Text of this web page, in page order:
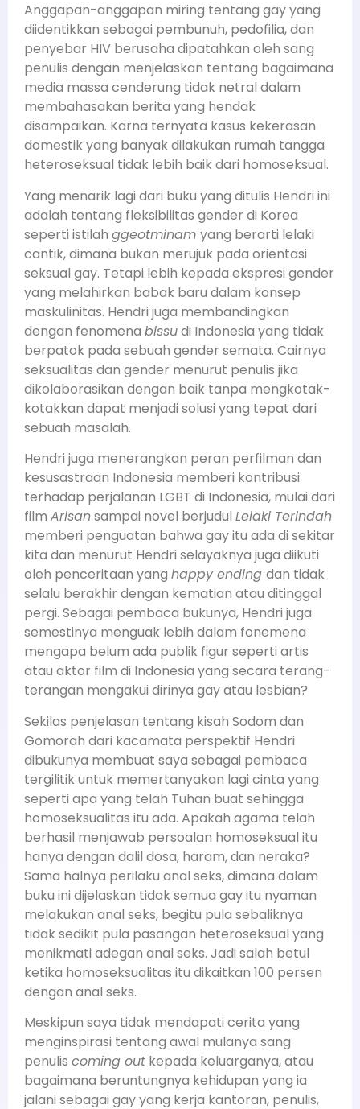
Anggapan-anggapan miring tentang gay yang
diidentikkan sebagai pembunuh, pedofilia, dan
penyebar HIV berusaha dipatahkan oleh sang
penulis dengan menjelaskan tentang bagaimana
media massa cenderung tidak netral dalam
membahasakan berita yang hendak
disampaikan. Karna ternyata kasus kekerasan
domestik yang banyak dilakukan rumah tangga
heteroseksual tidak lebih baik dari homoseksual.
Yang menarik lagi dari buku yang ditulis Hendri ini
adalah tentang fleksibilitas gender di Korea
seperti istilah ggeotminam yang berarti lelaki
cantik, dimana bukan merujuk pada orientasi
seksual gay. Tetapi lebih kepada ekspresi gender
yang melahirkan babak baru dalam konsep
maskulinitas. Hendri juga membandingkan
dengan fenomena bissudi Indonesia yang tidak
berpatok pada sebuah gender semata. Cairnya
seksualitas dan gender menurut penulis jika
dikolaborasikan dengan baik tanpa mengkotak-
kotakkan dapat menjadi solusi yang tepat dari
sebuah masalah.
Hendri juga menerangkan peran perfilman dan
kesusastraan Indonesia memberi kontribusi
terhadap perjalanan LGBT di Indonesia, mulai dari
film Arisansampai novel berjudul Lelaki Terindah
memberi penguatan bahwa gay itu ada di sekitar
kita dan menurut Hendri selayaknya juga diikuti
oleh penceritaan yang happy ending dan tidak
selalu berakhir dengan kematian atau ditinggal
pergi. Sebagai pembaca bukunya, Hendri juga
semestinya menguak lebih dalam fonemena
mengapa belum ada publik figur seperti artis
atau aktor film di Indonesia yang secara terang-
terangan mengakui dirinya gay atau lesbian?
Sekilas penjelasan tentang kisah Sodom dan
Gomorah dari kacamata perspektif Hendri
dibukunya membuat saya sebagai pembaca
tergilitik untuk memertanyakan lagi cinta yang
seperti apa yang telah Tuhan buat sehingga
homoseksualitas itu ada. Apakah agama telah
berhasil menjawab persoalan homoseksual itu
hanya dengan dalil dosa, haram, dan neraka?
Sama halnya perilaku anal seks, dimana dalam
buku ini dijelaskan tidak semua gay itu nyaman
melakukan anal seks, begitu pula sebaliknya
tidak sedikit pula pasangan heteroseksual yang
menikmati adegan anal seks. Jadi salah betul
ketika homoseksualitas itu dikaitkan 100 persen
dengan anal seks.
Meskipun saya tidak mendapati cerita yang
menginspirasi tentang awal mulanya sang
penulis coming out kepada keluarganya, atau
bagaimana beruntungnya kehidupan yang ia
jalani sebagai gay yang kerja kantoran, penulis,